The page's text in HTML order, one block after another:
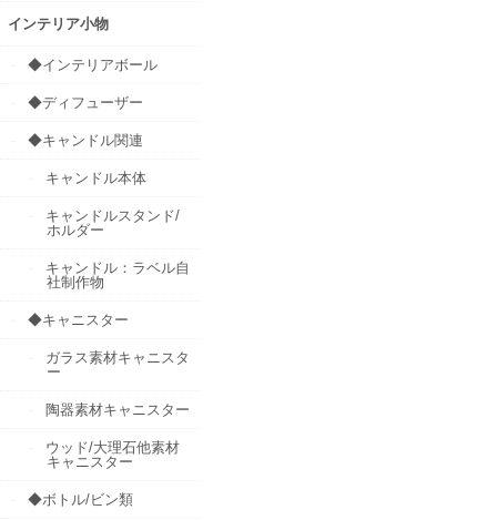
インテリア小物
◆インテリアボール
◆ディフューザー
◆キャンドル関連
キャンドル本体
キャンドルスタンド/
ホルダー
キャンドル：ラベル自
社制作物
◆キャニスター
ガラス素材キャニスタ
ー
陶器素材キャニスター
ウッド/大理石他素材
キャニスター
◆ボトル/ビン類